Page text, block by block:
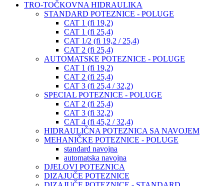
TRO-TOČKOVNA HIDRAULIKA
STANDARD POTEZNICE - POLUGE
CAT 1 (fi 19,2)
CAT 1 (fi 25,4)
CAT 1/2 (fi 19,2 / 25,4)
CAT 2 (fi 25,4)
AUTOMATSKE POTEZNICE - POLUGE
CAT 1 (fi 19,2)
CAT 2 (fi 25,4)
CAT 3 (fi 25,4 / 32,2)
SPECIAL POTEZNICE - POLUGE
CAT 2 (fi 25,4)
CAT 3 (fi 32,2)
CAT 4 (fi 45,2 / 32,4)
HIDRAULIČNA POTEZNICA SA NAVOJEM
MEHANIČKE POTEZNICE - POLUGE
standard navojna
automatska navojna
DJELOVI POTEZNICA
DIZAJUČE POTEZNICE